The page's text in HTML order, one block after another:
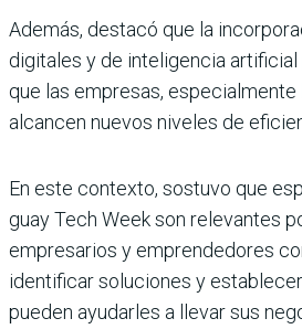
Además, destacó que la
digitales y de inteligencia
que las empresas, especial­mente
alcancen nuevos niveles de
En este contexto, sostuvo que
guay Tech Week son rele­vantes
empresarios y emprendedo­res
iden­tificar soluciones y
pueden ayu­darles a llevar sus